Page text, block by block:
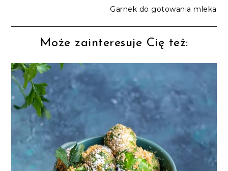
Garnek do gotowania mleka
Może zainteresuje Cię też: